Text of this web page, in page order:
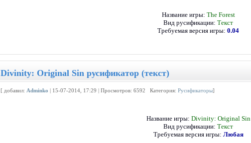
Название игры: The Forest
Вид русификации: Текст
Требуемая версия игры: 0.04
Divinity: Original Sin русификатор (текст)
[ добавил: Adminko | 15-07-2014, 17:29 | Просмотров: 6592 Категория: Русификаторы]
Название игры: Divinity: Original Sin
Вид русификации: Текст
Требуемая версия игры: Любая